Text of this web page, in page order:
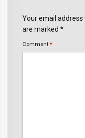
Your email address
are marked *
Comment *